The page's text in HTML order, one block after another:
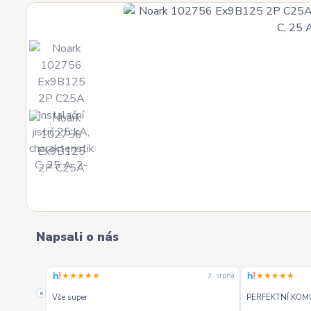
Napsali o nás
«
★★★★★ 3. srpna
Vše super
★★★★★
PERFEKTNÍ